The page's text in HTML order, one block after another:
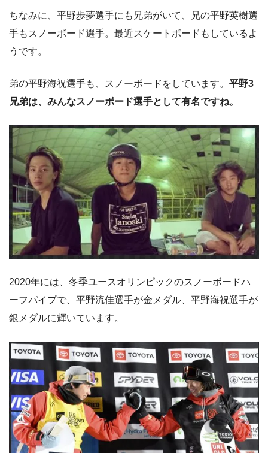
ちなみに、平野歩夢選手にも兄弟がいて、兄の平野英樹選
手もスノーボード選手。最近スケートボードもしているよ
うです。
弟の平野海祝選手も、スノーボードをしています。 平野3
兄弟は、みんなスノーボード選手として有名ですね。
2020年には、冬季ユースオリンピックのスノーボードハ
ーフパイプで、平野流佳選手が金メダル、平野海祝選手が
銀メダルに輝いています。